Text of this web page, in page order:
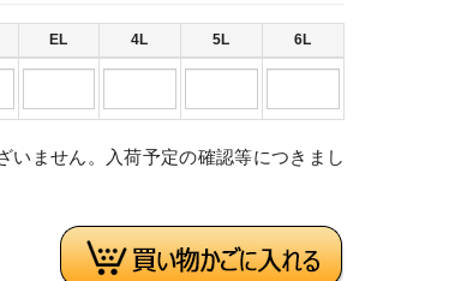
EL 4L 5L 6L
ません。入荷予定の確認等につきまし